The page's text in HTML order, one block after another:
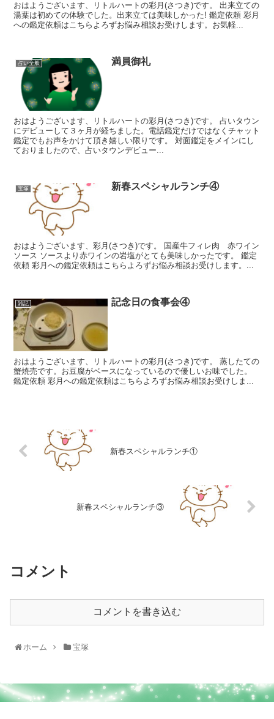
おはようございます、リトルハートの彩月(さつき)です。 出来立ての
湯葉は初めての体験でした。出来立ては美味しかった! 鑑定依頼 彩月
への鑑定依頼はこちらよろずお悩み相談お受けします。お気軽...
占い全般 満員御礼
おはようございます、リトルハートの彩月(さつき)です。 占いタウン
にデビューして３ヶ月が経ちました。電話鑑定だけではなくチャット
鑑定でもお声をかけて頂き嬉しい限りです。 対面鑑定をメインにし
ておりましたので、占いタウンデビュー...
宝塚 新春スペシャルランチ④
おはようございます、彩月(さつき)です。 国産牛フィレ肉 赤ワイン
ソース ソースより赤ワインの岩塩がとても美味しかったです。 鑑定
依頼 彩月への鑑定依頼はこちらよろずお悩み相談お受けします。...
雑記 記念日の食事会④
おはようございます、リトルハートの彩月(さつき)です。 蒸したての
蟹焼売です。お豆腐がベースになっているので優しいお味でした。
鑑定依頼 彩月への鑑定依頼はこちらよろずお悩み相談お受けしま...
新春スペシャルランチ①
新春スペシャルランチ③
コメント
コメントを書き込む
ホーム 宝塚